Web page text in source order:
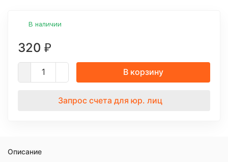
В наличии
320 ₽
В корзину
Запрос счета для юр. лиц
Описание